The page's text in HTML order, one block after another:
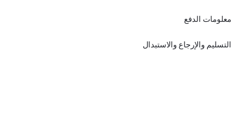
معلومات الدفع
التسليم والإرجاع والاستبدال